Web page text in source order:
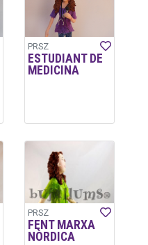
PRSZ
ESTUDIANT DE
MEDICINA
PRSZ
FENT MARXA
NÒRDICA